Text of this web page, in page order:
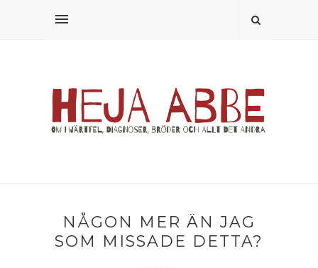
NÅGON MER ÄN JAG
SOM MISSADE DETTA?